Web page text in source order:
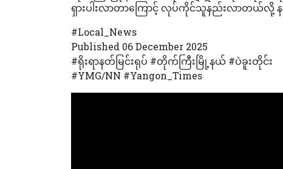
ရှားပါးလာတာကြောင့် လုပ်ကိုင်သူနည်းလာတယ်
#Local_News
Published 06 December 2025
#ရိုးရာနတ်မြင်းရုပ် #တိုက်ကြီးမြို့နယ် #ပဲခူးတိုင်း‌
#YMG/NN #Yangon_Times